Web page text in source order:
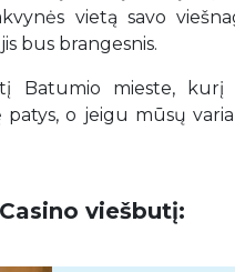
vietą savo
bus brangesnis.
Batumio mieste, kurį
o jeigu mūsų
viešbutį: